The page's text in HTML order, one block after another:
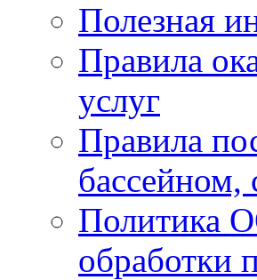
Полезная
Правила
услуг
Правила
Политика
обработки